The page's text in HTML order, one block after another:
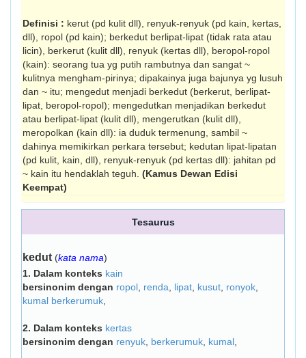
Definisi : kerut (pd kulit dll), renyuk-renyuk (pd kain, kertas,
dll), ropol (pd kain); berkedut berlipat-lipat (tidak rata atau
licin), berkerut (kulit dll), renyuk (kertas dll), beropol-ropol
(kain): seorang tua yg putih rambutnya dan sangat ~
kulitnya mengham-pirinya; dipakainya juga bajunya yg lusuh
dan ~ itu; mengedut menjadi berkedut (berkerut, ber­lipat-
lipat, beropol-ropol); mengedutkan menjadikan berkedut
atau berlipat-lipat (kulit dll), mengerutkan (kulit dll),
meropolkan (kain dll): ia duduk termenung, sambil ~
dahinya memikirkan perkara tersebut; kedutan lipat-lipatan
(pd kulit, kain, dll), renyuk-renyuk (pd kertas dll): jahitan pd
~ kain itu hendaklah teguh. (Kamus Dewan Edisi
Keempat)
Tesaurus
kedut (kata nama)
1. Dalam konteks kain
bersinonim dengan ropol renda lipat kusut ronyok
kumal berkerumuk
2. Dalam konteks kertas
bersinonim dengan renyuk berkerumuk kumal